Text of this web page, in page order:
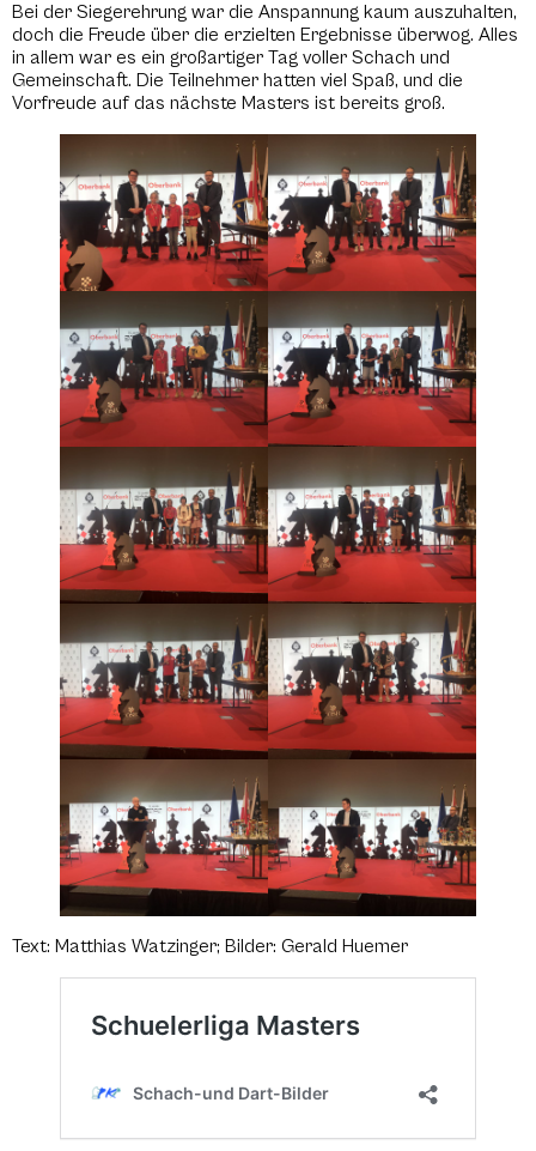
Bei der Siegerehrung war die Anspannung kaum auszuhalten,
doch die Freude über die erzielten Ergebnisse überwog. Alles
in allem war es ein großartiger Tag voller Schach und
Gemeinschaft. Die Teilnehmer hatten viel Spaß, und die
Vorfreude auf das nächste Masters ist bereits groß.
Text: Matthias Watzinger; Bilder: Gerald Huemer